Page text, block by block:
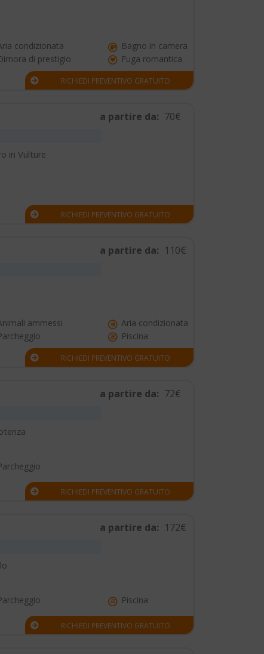
condizionata
Bagno in camera
di prestigio Fuga romantica
RICHIEDI PREVENTIVO GRATUITO
a partire da: 70€
in Vulture
RICHIEDI PREVENTIVO GRATUITO
a partire da: 110€
ammessi
Aria condizionata
Piscina
RICHIEDI PREVENTIVO GRATUITO
a partire da: 72€
RICHIEDI PREVENTIVO GRATUITO
a partire da: 172€
Piscina
RICHIEDI PREVENTIVO GRATUITO